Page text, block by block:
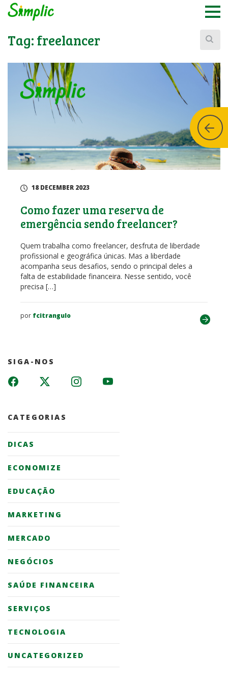
Tag: freelancer
18 DECEMBER 2023
Como fazer uma reserva de
emergência sendo freelancer?
Quem trabalha como freelancer, desfruta de liberdade
profissional e geográfica únicas. Mas a liberdade
acompanha seus desafios, sendo o principal deles a
falta de estabilidade financeira. Nesse sentido, você
precisa […]
por fcitrangulo
Buscar:
SIGA-NOS
CATEGORIAS
DICAS
ECONOMIZE
EDUCAÇÃO
MARKETING
MERCADO
NEGÓCIOS
SAÚDE FINANCEIRA
SERVIÇOS
TECNOLOGIA
UNCATEGORIZED